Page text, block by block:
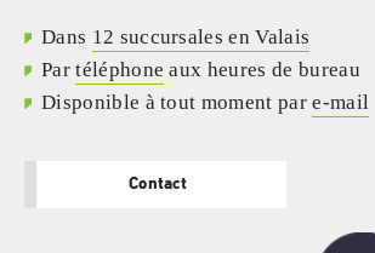
Dans 12 succursales en Valais
Partéléphone aux heures de bureau
Disponible à tout moment pare-mail
Contact